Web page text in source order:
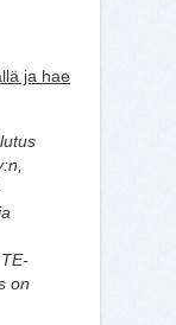
ja hae
on